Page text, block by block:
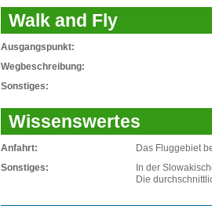
Walk and Fly
Ausgangspunkt:
Wegbeschreibung:
Sonstiges:
Wissenswertes
Anfahrt:
Das Fluggebiet
Sonstiges:
In der
Die